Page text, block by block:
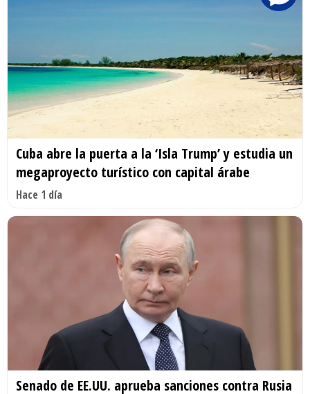
Cuba abre la puerta a la ‘Isla Trump’ y estudia un
megaproyecto turístico con capital árabe
Hace 1 día
Senado de EE.UU. aprueba sanciones contra Rusia